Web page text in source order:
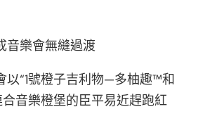
樂會無縫過渡
“1號橙子吉利物—多柚趣™和
合音樂橙堡的臣平易近趕跑紅